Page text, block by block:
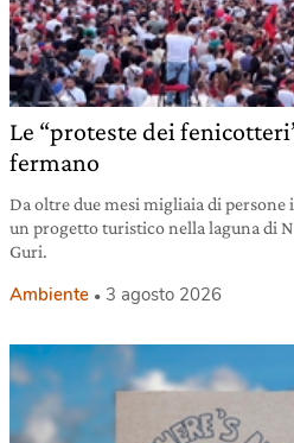
Le “proteste dei
fermano
Da oltre due mesi migliaia di
un progetto turistico nella laguna di
Guri.
Ambiente 3 agosto 2026